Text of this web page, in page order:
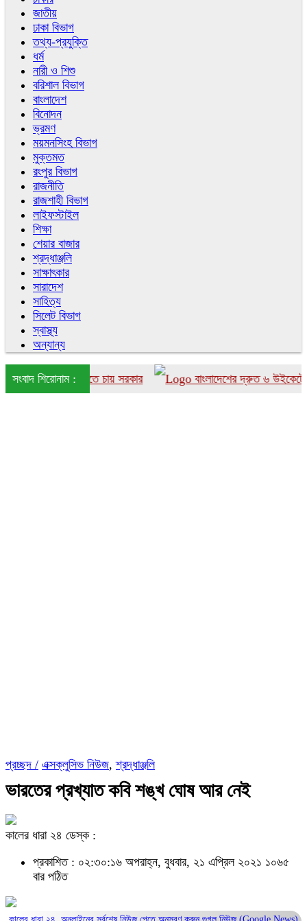
জাতীয়
ঢাকা বিভাগ
তথ্য-প্রযুক্তি
ধর্ম
নারী ও শিশু
বরিশাল বিভাগ
বাংলাদেশ
বিনোদন
ভ্রমণ
ময়মনসিংহ বিভাগ
মুক্তমত
রংপুর বিভাগ
রাজনীতি
রাজশাহী বিভাগ
লাইফস্টাইল
শিক্ষা
শেয়ার বাজার
শ্রদ্ধাঞ্জলি
সাক্ষাৎকার
সারাদেশ
সাহিত্য
সিলেট বিভাগ
স্বাস্থ্য
অন্যান্য
সংবাদ শিরোনাম :
আনতে চায় সরকার বাংলাদেশের দ্রুত ৬ উইকেটের পতন
প্রচ্ছদ / এক্সক্লুসিভ নিউজ,শ্রদ্ধাঞ্জলি
ভারতের প্রখ্যাত কবি শঙ্খ ঘোষ আর নেই
কালের ধারা ২৪ ডেস্ক :
প্রকাশিত : ০২:৩০:১৬ অপরাহ্ন, বুধবার, ২১ এপ্রিল ২০২১ ১০৬৫
বার পঠিত